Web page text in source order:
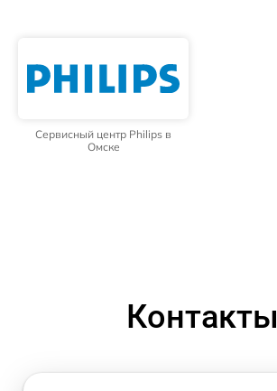
Сервисный центр Philips в
Омске
Контакты